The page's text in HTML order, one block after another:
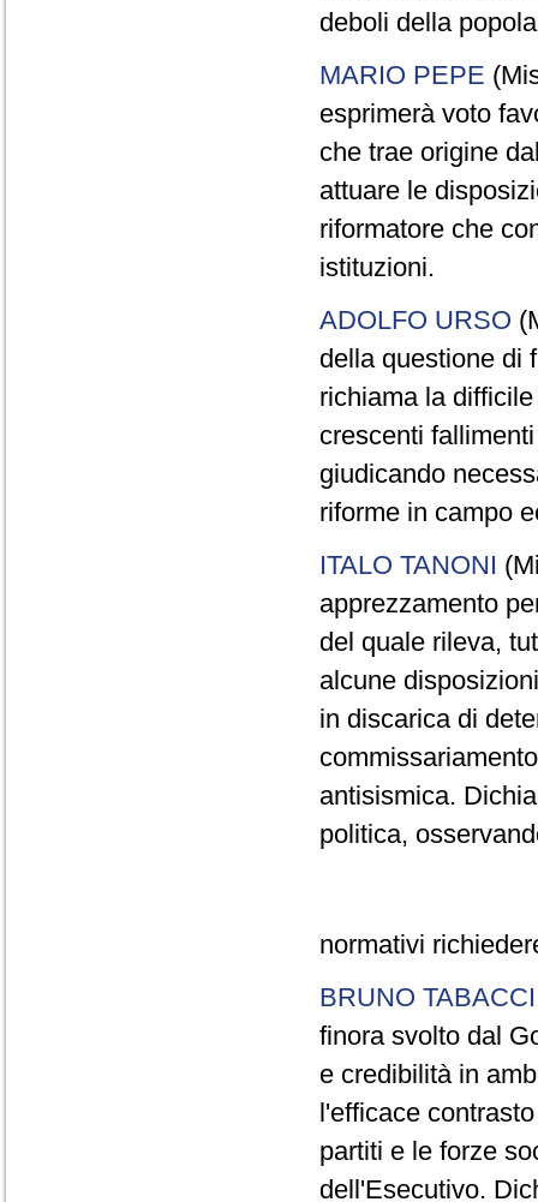
deboli della
MARIO PEPE
esprimerà voto
che trae origine
attuare le
riformatore che
istituzioni.
ADOLFO URSO
della questione di
richiama la
crescenti
giudicando
riforme in campo
ITALO TANONI
apprezzamento
del quale rileva,
alcune
in discarica di
antisismica.
politica,
normativi
BRUNO TABACCI
finora svolto dal
e credibilità in
l'efficace
partiti e le forze
dell'Esecutivo.